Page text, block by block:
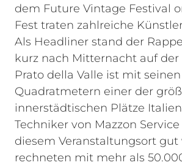
dem Future Vintage Festival
Fest traten zahlreiche
Als Headliner stand der
kurz nach Mitternacht auf der
Prato della Valle ist mit
Quadratmetern einer der
innerstädtischen Plätze
Techniker von Mazzon
diesem Veranstaltungsort
rechneten mit mehr als